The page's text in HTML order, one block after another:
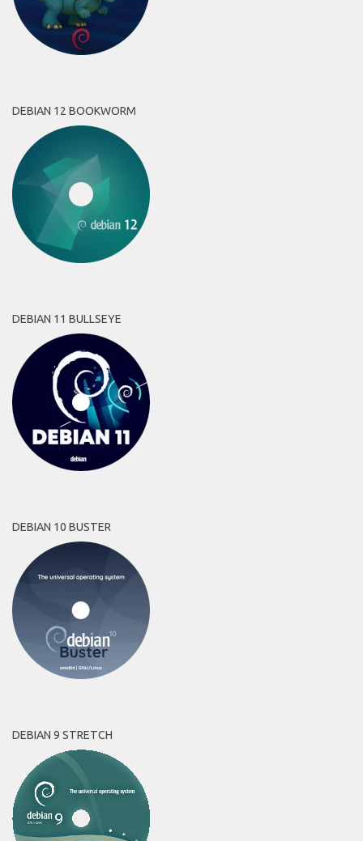
DEBIAN 12 BOOKWORM
DEBIAN 11 BULLSEYE
DEBIAN 10 BUSTER
DEBIAN 9 STRETCH